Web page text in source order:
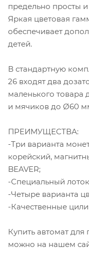
предельно просты
Яркая цветовая
обеспечивает
детей.
В стандартную
26 входят два
маленького товара
и мячиков до Ø60
ПРЕИМУЩЕСТВА:
-Три варианта
корейский,
BEAVER;
-Специальный
-Четыре варианта
-Качественные
Купить автомат
можно на нашем